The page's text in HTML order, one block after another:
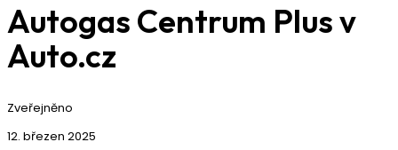
Autogas Centrum Plus v
Auto.cz
Zveřejněno
12. březen 2025